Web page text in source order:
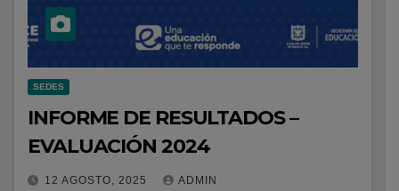
SEDES
INFORME DE RESULTADOS –
EVALUACIÓN 2024
12 AGOSTO, 2025 ADMIN